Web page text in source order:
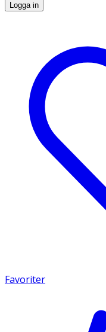
Logga in
Favoriter